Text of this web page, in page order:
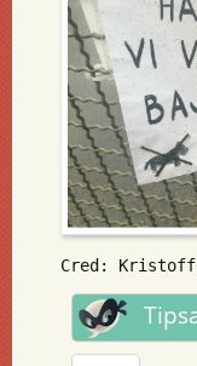
Cred: